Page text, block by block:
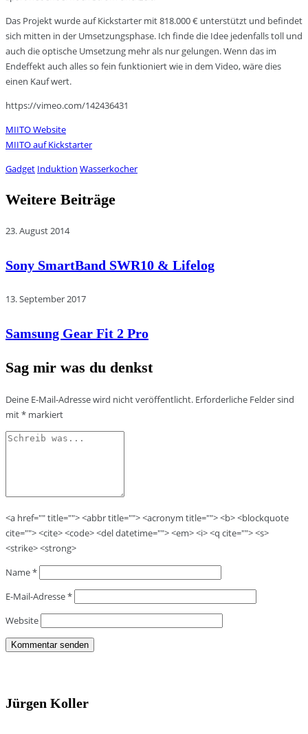
Das Projekt wurde auf Kickstarter mit 818.000 € unterstützt und befindet
sich mitten in der Umsetzungsphase. Ich finde die Idee jedenfalls toll und
auch die optische Umsetzung mehr als nur gelungen. Wenn das im
Endeffekt auch alles so fein funktioniert wie in dem Video, wäre dies
einen Kauf wert.
https://vimeo.com/142436431
MIITO Website
MIITO auf Kickstarter
Gadget Induktion Wasserkocher
Weitere Beiträge
23. August 2014
Sony SmartBand SWR10 & Lifelog
13. September 2017
Samsung Gear Fit 2 Pro
Sag mir was du denkst
Deine E-Mail-Adresse wird nicht veröffentlicht. Erforderliche Felder sind
mit* markiert
<a href="" title=""> <abbr title=""> <acronym title=""> <b> <blockquote
cite=""> <cite> <code> <del datetime=""> <em> <i> <q cite=""> <s>
<strike> <strong>
Name*
E-Mail-Adresse*
Website
Jürgen Koller